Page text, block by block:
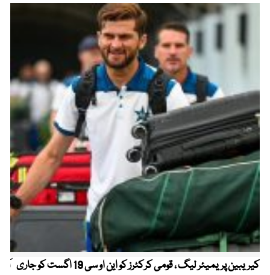
کیریبین پریمیئر لیگ ، قومی کرکٹرز کو این او سی 19 اگست کو جاری